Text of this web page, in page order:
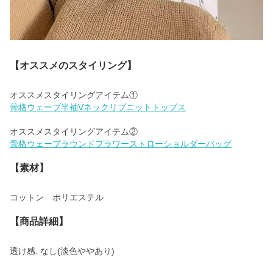
【オススメのスタイリング】
骨格ウェーブ半袖Vネックリブニットトップス
骨格ウェーブラウンドフラワーストローショルダーバッグ
【素材】
コットン ポリエステル
【商品詳細】
透け感: なし(淡色ややあり)